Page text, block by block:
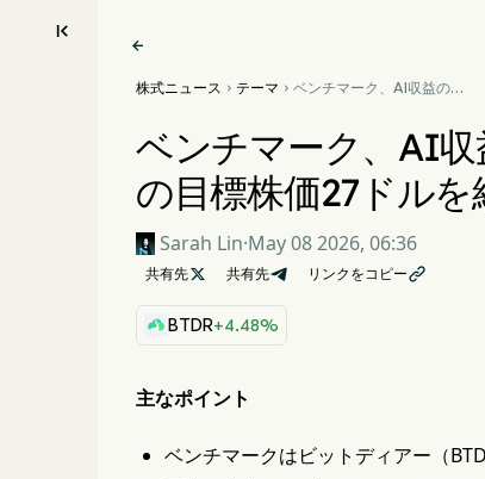


株式ニュース  テーマ  ベンチマーク、AI収益の
ィアーの目標株価27ドルを維
持
ベンチマーク、AI
の目標株価27ドルを
Sarah Lin·May 08 2026, 06:36
共有先 共有先 リンクをコピー
BTDR+4.48%
主なポイント
ベンチマークはビットディアー（